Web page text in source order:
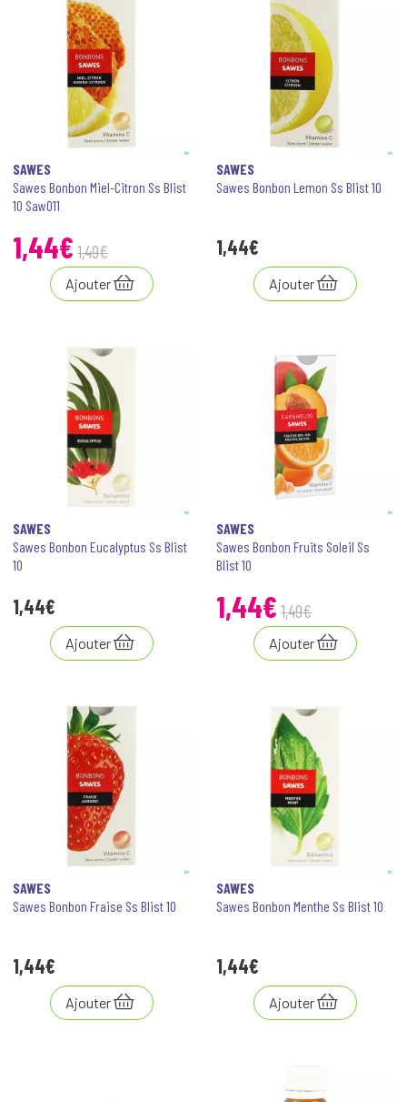
SAWES
Sawes Bonbon Miel-Citron Ss Blist
10 Saw011
1,44€ 1,49€
Ajouter
SAWES
Sawes Bonbon Lemon Ss Blist 10
1,44€
Ajouter
SAWES
Sawes Bonbon Eucalyptus Ss Blist
10
1,44€
Ajouter
SAWES
Sawes Bonbon Fruits Soleil Ss
Blist 10
1,44€ 1,49€
Ajouter
SAWES
Sawes Bonbon Fraise Ss Blist 10
1,44€
Ajouter
SAWES
Sawes Bonbon Menthe Ss Blist 10
1,44€
Ajouter